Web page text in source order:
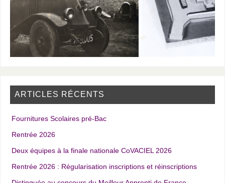
ARTICLES RÉCENTS
Fournitures Scolaires pré-Bac
Rentrée 2026
Deux équipes à la finale nationale CoVACIEL 2026
Rentrée 2026 : Régularisation inscriptions et réinscriptions